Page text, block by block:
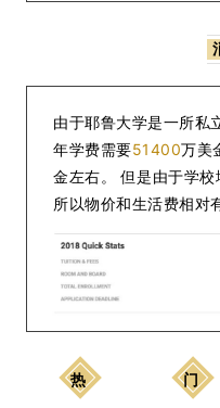
由于耶鲁大学是一所私
年学费需要51400万美
金左右。 但是由于学校
所以物价和生活费相对
热 门